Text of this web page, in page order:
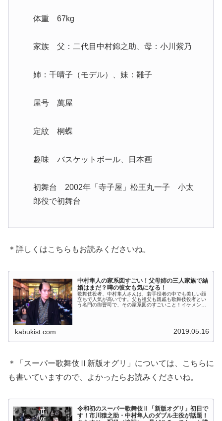
体重 67kg
家族 父：二代目中村錦之助、母：小川紫乃
姉：千晴子（モデル）、妹：雛子
屋号 萬屋
定紋 桐蝶
趣味 バスケットボール、日本画
初舞台 2002年「寺子屋」松王丸一子 小太
郎役で初舞台
＊詳しくはこちらもお読みくださいね。
中村隼人の家系図すごい！父母姉の三人家族で結
婚はまだ？噂の彼女も気になる！
歌舞伎役者、中村隼人さんは、若手役者の中でも美しい顔
立ちで人気が高いです。父も祖父も親戚も歌舞伎役者とい
う名門の御曹司で、その家系図のすごいこと！イケメンに
kabukist.com 2019.05.16
＊「スーパー歌舞伎Ⅱ新版オグリ」については、こちらに
も書いていますので、よかったらお読みくださいね。
令和初のスーパー歌舞伎Ⅱ「新版オグリ」初日で
す！市川猿之助・中村隼人のダブル主役が話題！